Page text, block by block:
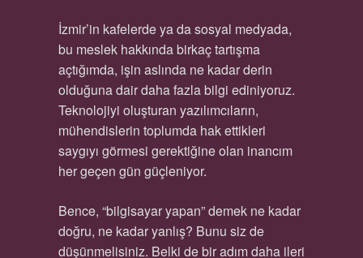
İzmir’in kafelerde ya da sosyal medyada,
bu meslek hakkında birkaç tartışma
açtığımda, işin aslında ne kadar derin
olduğuna dair daha fazla bilgi ediniyoruz.
Teknolojiyi oluşturan yazılımcıların,
mühendislerin toplumda hak ettikleri
saygıyı görmesi gerektiğine olan inancım
her geçen gün güçleniyor.
Bence, “bilgisayar yapan” demek ne kadar
doğru, ne kadar yanlış? Bunu siz de
düşünmelisiniz. Belki de bir adım daha ileri